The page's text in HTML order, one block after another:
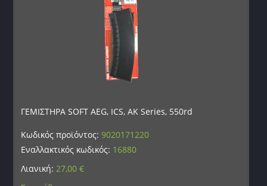
ΓΕΜΙΣΤΗΡΑ SOFT AEG, ICS, AK Series, 550rd
Κωδικός προϊόντος:9020171220
Εναλλακτικός κωδικός: 16880
Λιανική:27,00€